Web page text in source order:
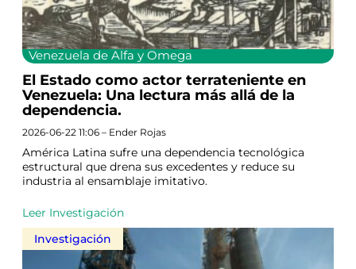
Venezuela de Alfa y Omega
El Estado como actor terrateniente en
Venezuela: Una lectura más allá de la
dependencia.
2026-06-22 11:06 – Ender Rojas
América Latina sufre una dependencia tecnológica
estructural que drena sus excedentes y reduce su
industria al ensamblaje imitativo.
Leer Investigación
Investigación